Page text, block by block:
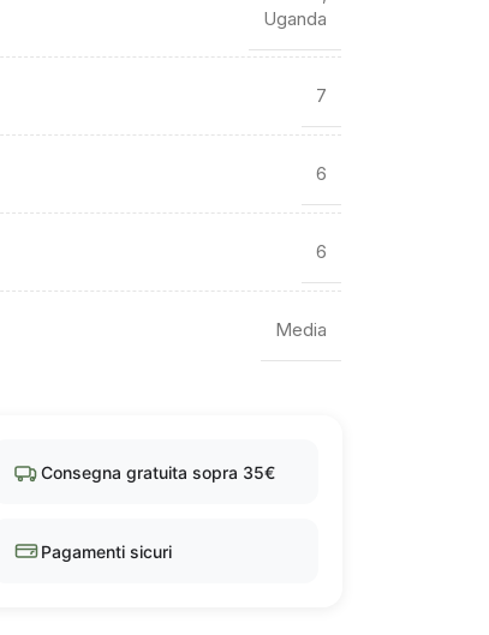
Uganda
7
6
6
Media
Consegna gratuita sopra 35€
Pagamenti sicuri